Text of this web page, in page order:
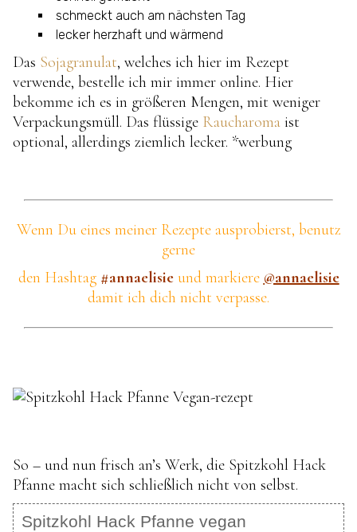
schmeckt auch am nächsten Tag
lecker herzhaft und wärmend
Das Sojagranulat, welches ich hier im Rezept
verwende, bestelle ich mir immer online. Hier
bekomme ich es in größeren Mengen, mit weniger
Verpackungsmüll. Das flüssige Raucharoma ist
optional, allerdings ziemlich lecker. *werbung
Wenn Du eines meiner Rezepte ausprobierst, benutz
gerne
den Hashtag #annaelisieund markiere @annaelisie
damit ich dich nicht verpasse.
So – und nun frisch an’s Werk, die Spitzkohl Hack
Pfanne macht sich schließlich nicht von selbst.
Spitzkohl Hack Pfanne vegan